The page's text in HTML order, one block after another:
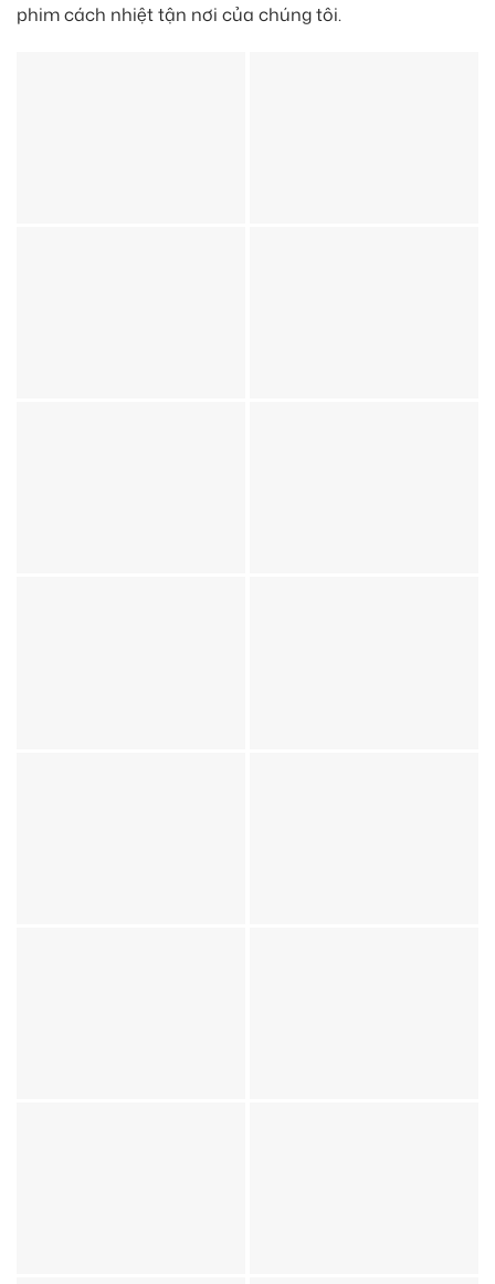
phim cách nhiệt tận nơi của chúng tôi.